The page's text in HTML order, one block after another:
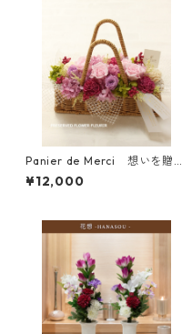
Panier de Merci 想いを贈る
花バスケット
¥12,000